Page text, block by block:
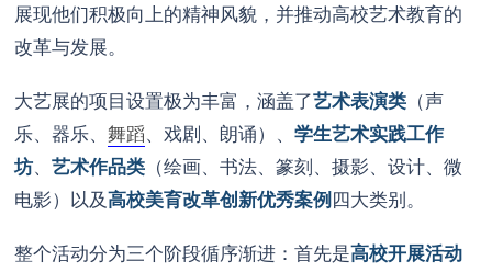
展现他们积极向上的精神风貌，并推动高校艺术教育的
改革与发展。
大艺展的项目设置极为丰富，涵盖了艺术表演类 （声
乐、器乐、 舞蹈、戏剧、朗诵）、学生艺术实践工作
坊、艺术作品类 （绘画、书法、篆刻、摄影、设计、微
电影）以及高校美育改革创新优秀案例四大类别。
整个活动分为三个阶段循序渐进：首先是高校开展活动